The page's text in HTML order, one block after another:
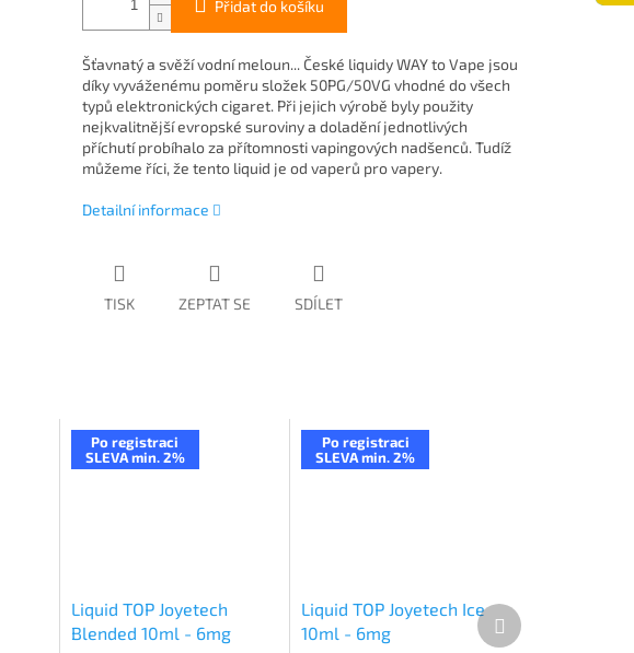
Přidat do košíku
Šťavnatý a svěží vodní meloun... České liquidy WAY to Vape jsou
díky vyváženému poměru složek 50PG/50VG vhodné do všech
typů elektronických cigaret. Při jejich výrobě byly použity
nejkvalitnější evropské suroviny a doladění jednotlivých
příchutí probíhalo za přítomnosti vapingových nadšenců. Tudíž
můžeme říci, že tento liquid je od vaperů pro vapery.
Detailní informace
TISK ZEPTAT SE SDÍLET
Po registraci
SLEVA min. 2%
Liquid TOP Joyetech
Blended 10ml - 6mg
Po registraci
SLEVA min. 2%
Liquid TOP Joyetech Ice
10ml - 6mg
Další
produkt